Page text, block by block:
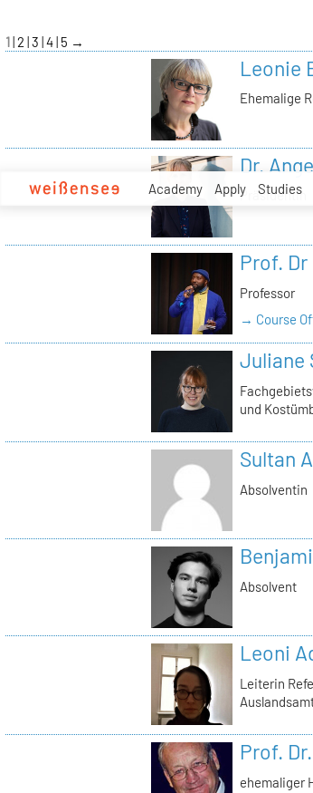
Academy Apply Studies
1 2 3 4 5 →
Leonie
Ehemalige
Dr.
Präsidentin
Prof.
Professor
→ Course
Juliane
und
Sultan
Absolventin
Absolvent
Leoni
Leiterin
Prof.
ehemaliger